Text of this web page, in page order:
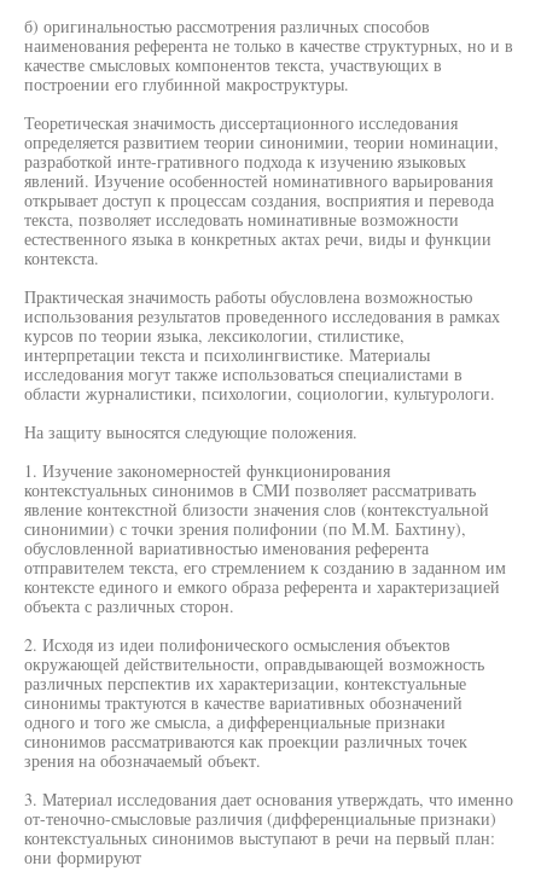
б) оригинальностью рассмотрения различных способов
наименования референта не только в качестве структурных, но и в
качестве смысловых компонентов текста, участвующих в
построении его глубинной макроструктуры.
Теоретическая значимость диссертационного исследования
определяется развитием теории синонимии, теории номинации,
разработкой инте-гративного подхода к изучению языковых
явлений. Изучение особенностей номинативного варьирования
открывает доступ к процессам создания, восприятия и перевода
текста, позволяет исследовать номинативные возможности
естественного языка в конкретных актах речи, виды и функции
контекста.
Практическая значимость работы обусловлена возможностью
использования результатов проведенного исследования в рамках
курсов по теории языка, лексикологии, стилистике,
интерпретации текста и психолингвистике. Материалы
исследования могут также использоваться специалистами в
области журналистики, психологии, социологии, культурологи.
На защиту выносятся следующие положения.
1. Изучение закономерностей функционирования
контекстуальных синонимов в СМИ позволяет рассматривать
явление контекстной близости значения слов (контекстуальной
синонимии) с точки зрения полифонии (по М.М. Бахтину),
обусловленной вариативностью именования референта
отправителем текста, его стремлением к созданию в заданном им
контексте единого и емкого образа референта и характеризацией
объекта с различных сторон.
2. Исходя из идеи полифонического осмысления объектов
окружающей действительности, оправдывающей возможность
различных перспектив их характеризации, контекстуальные
синонимы трактуются в качестве вариативных обозначений
одного и того же смысла, а дифференциальные признаки
синонимов рассматриваются как проекции различных точек
зрения на обозначаемый объект.
3. Материал исследования дает основания утверждать, что именно
от-теночно-смысловые различия (дифференциальные признаки)
контекстуальных синонимов выступают в речи на первый план:
они формируют